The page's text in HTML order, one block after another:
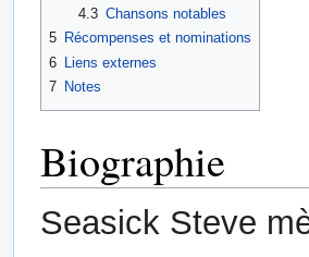
4.3 Chansons notables
5 Récompenses et nominations
6 Liens externes
7 Notes
Biographie
Seasick Steve